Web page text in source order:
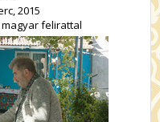
2015
felirattal